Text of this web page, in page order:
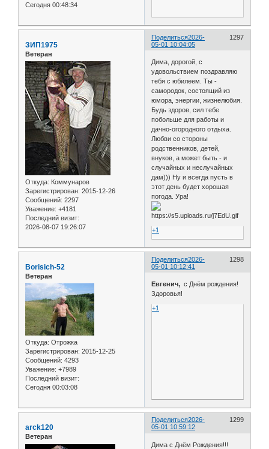
Сегодня 00:48:34
Поделиться 1297
2026-
05-01 10:04:05
ЗИП1975
Ветеран
Откуда: Коммунаров
Зарегистрирован: 2015-12-26
Сообщений: 2297
Уважение: +4181
Последний визит:
2026-08-07 19:26:07
Дима, дорогой, с
удовольствием поздравляю
тебя с юбилеем. Ты -
самородок, состоящий из
юмора, энергии, жизнелюбия.
Будь здоров, сил тебе
побольше для работы и
дачно-огородного отдыха.
Любви со стороны
родственников, детей,
внуков, а может быть - и
случайных и неслучайных
дам))) Ну и всегда пусть в
этот день будет хорошая
погода. Ура!
+1
Поделиться 1298
2026-
05-01 10:12:41
Borisich-52
Ветеран
Откуда: Отрожка
Зарегистрирован: 2015-12-25
Сообщений: 4293
Уважение: +7989
Последний визит:
Сегодня 00:03:08
Евгенич, с Днём рождения!
Здоровья!
+1
Поделиться 1299
2026-
05-01 10:59:12
arck120
Ветеран
Дима с Днём Рождения!!!